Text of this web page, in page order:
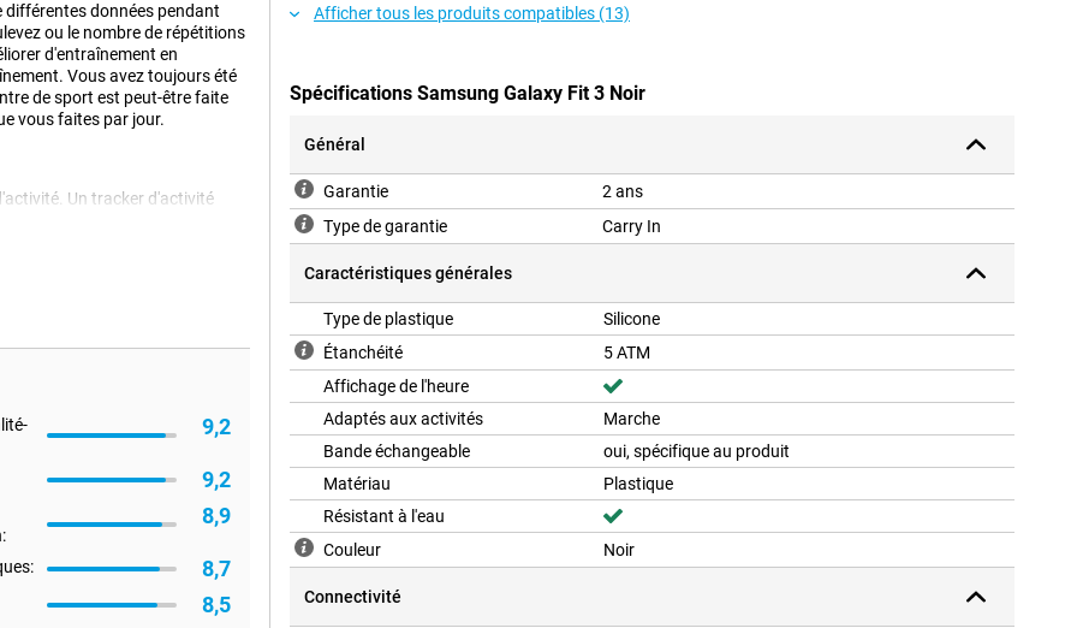
différentes données pendant
ou le nombre de répétitions
d'entraînement en
Vous avez toujours été
de sport est peut-être faite
vous faites par jour.
Un tracker d'activité
informations très utiles si vous
ou à vélo, par exemple. Vous
les résultats à l'entraînement
le fitness. Ce tracker d'activité
telles que la fréquence
9,2
9,2
8,9
8,7
8,5
Afficher tous les produits compatibles (13)
Spécifications Samsung Galaxy Fit 3 Noir
Général
Garantie
2 ans
Type de garantie
Carry In
Caractéristiques générales
Type de plastique
Silicone
Étanchéité
5 ATM
Affichage de l'heure
Adaptés aux activités
Marche
Bande échangeable
oui, spécifique au produit
Matériau
Plastique
Résistant à l'eau
Couleur
Noir
Connectivité